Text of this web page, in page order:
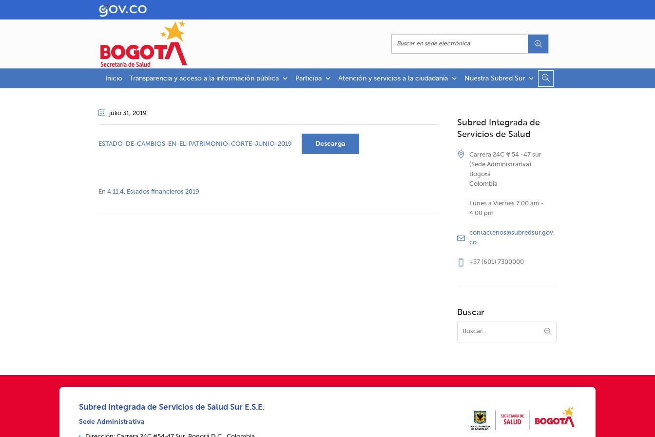
Inicio Transparencia y acceso a la información pública Participa Atención y servicios a la ciudadanía Nuestra Subred Sur
julio 31, 2019
ESTADO-DE-CAMBIOS-EN-EL-PATRIMONIO-CORTE-JUNIO-2019 Descarga
En 4.11.4. Estados financieros 2019
Subred Integrada de
Servicios de Salud
Carrera 24C # 54 -47 sur
(Sede Administrativa)
Bogotá
Colombia
Lunes a Viernes 7:00 am -
4:00 pm
contactenos@subredsur.gov.
co
+57 (601) 7300000
Buscar
Subred Integrada de Servicios de Salud Sur E.S.E.
Sede Administrativa